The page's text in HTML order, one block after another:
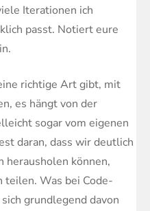
Iterationen ich
passt. Notiert eure
richtige Art gibt, mit
es hängt von der
sogar vom eigenen
daran, dass wir deutlich
herausholen können,
teilen. Was bei Code-
grundlegend davon